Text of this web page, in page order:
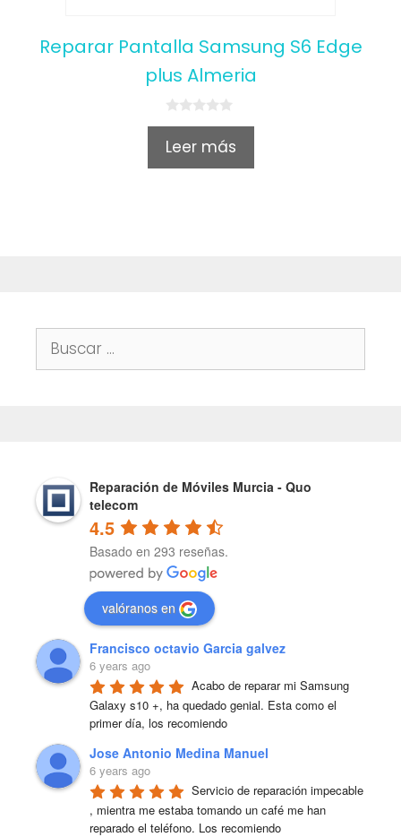
Reparar Pantalla Samsung S6 Edge
plus Almeria
0
u
Leer más
Buscar:
Reparación de Móviles Murcia - Quo
telecom
4.5
Basado en 293 reseñas.
valóranos en
Francisco octavio Garcia galvez
6 years ago
Acabo de reparar mi Samsung
Galaxy s10 +, ha quedado genial. Esta como el
primer día, los recomiendo
Jose Antonio Medina Manuel
6 years ago
Servicio de reparación impecable
, mientra me estaba tomando un café me han
reparado el teléfono. Los recomiendo